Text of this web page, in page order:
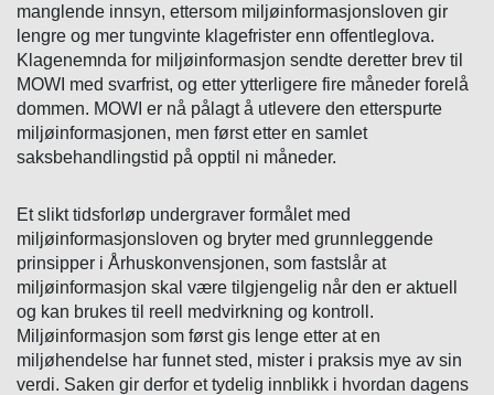
manglende innsyn, ettersom miljøinformasjonsloven gir
lengre og mer tungvinte klagefrister enn offentleglova.
Klagenemnda for miljøinformasjon sendte deretter brev til
MOWI med svarfrist, og etter ytterligere fire måneder forelå
dommen. MOWI er nå pålagt å utlevere den etterspurte
miljøinformasjonen, men først etter en samlet
saksbehandlingstid på opptil ni måneder.
Et slikt tidsforløp undergraver formålet med
miljøinformasjonsloven og bryter med grunnleggende
prinsipper i Århuskonvensjonen, som fastslår at
miljøinformasjon skal være tilgjengelig når den er aktuell
og kan brukes til reell medvirkning og kontroll.
Miljøinformasjon som først gis lenge etter at en
miljøhendelse har funnet sted, mister i praksis mye av sin
verdi. Saken gir derfor et tydelig innblikk i hvordan dagens